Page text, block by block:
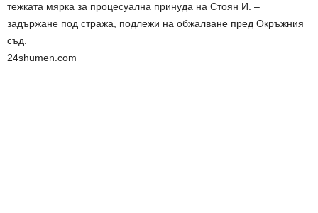
тежката мярка за процесуална принуда на Стоян И. –
задържане под стража, подлежи на обжалване пред Окръжния
съд.
24shumen.com